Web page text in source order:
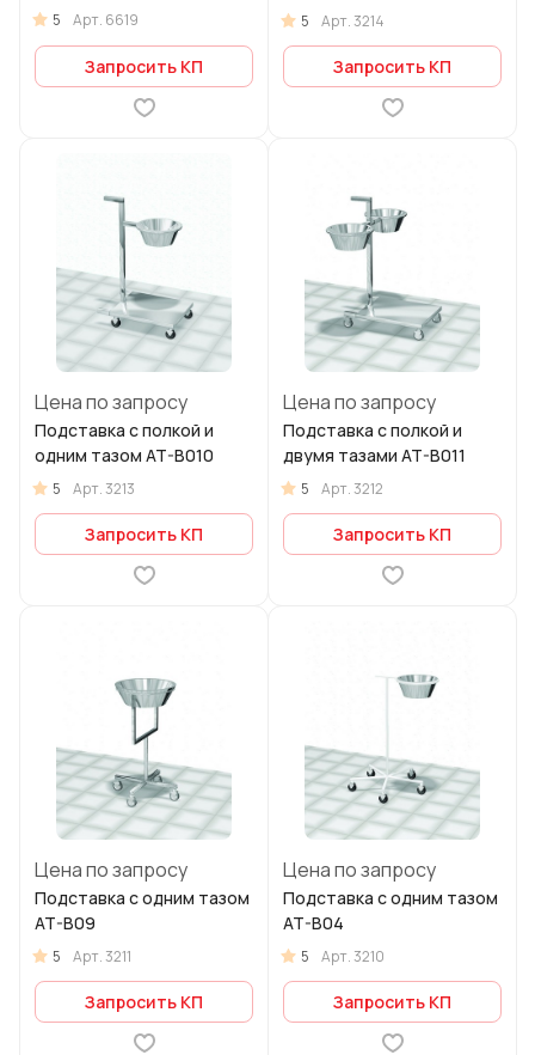
5 Арт. 6619
Запросить КП
5 Арт.3214
Запросить КП
Цена по запросу
Подставка с полкой и
одним тазом AT-B010
5 Арт.3213
Запросить КП
Цена по запросу
Подставка с полкой и
двумя тазами AT-B011
5 Арт.3212
Запросить КП
Цена по запросу
Подставка с одним тазом
AT-B09
5 Арт.3211
Запросить КП
Цена по запросу
Подставка с одним тазом
AT-B04
5 Арт.3210
Запросить КП